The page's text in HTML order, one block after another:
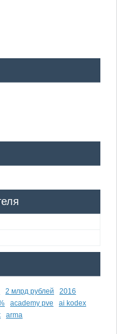
2 млрд рублей
2016
academy pve
ai kodex
arma